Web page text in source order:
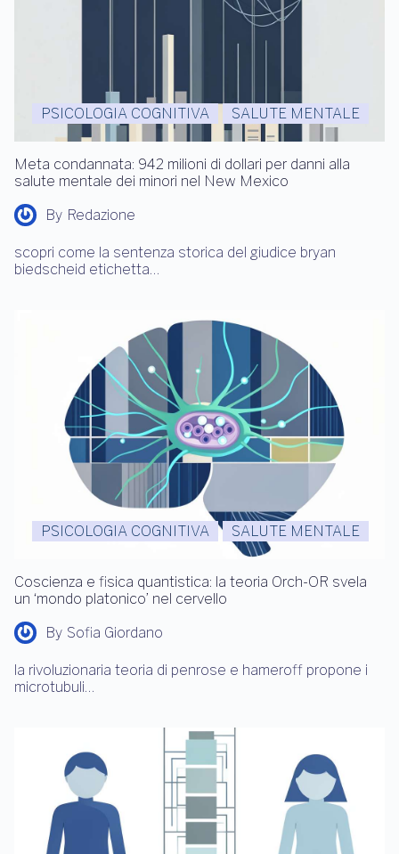
PSICOLOGIA COGNITIVA SALUTE MENTALE
Meta condannata: 942 milioni di dollari per danni alla
salute mentale dei minori nel New Mexico
By Redazione
scopri come la sentenza storica del giudice bryan
biedscheid etichetta…
PSICOLOGIA COGNITIVA SALUTE MENTALE
Coscienza e fisica quantistica: la teoria Orch-OR svela
un ‘mondo platonico’ nel cervello
By Sofia Giordano
la rivoluzionaria teoria di penrose e hameroff propone i
microtubuli…